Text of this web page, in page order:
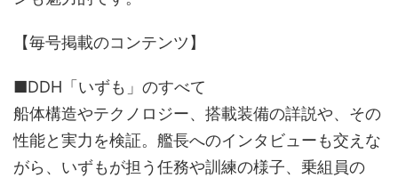
【毎号掲載のコンテンツ】
■DDH「いずも」のすべて
船体構造やテクノロジー、搭載装備の詳説や、その
性能と実力を検証。艦長へのインタビューも交えな
がら、いずもが担う任務や訓練の様子、乗組員の